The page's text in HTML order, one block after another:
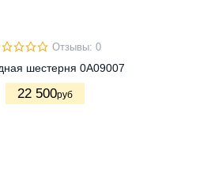
Отзывы: 0
шестерня 0A09007
22 500руб